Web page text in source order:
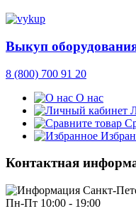
Выкуп
8 (800) 700 91 20
О нас
Контактная
Санкт-
Пн-Пт 10:00 - 19:00